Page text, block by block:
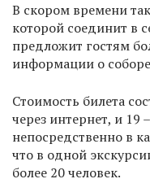
В скором времени
которой соединит в
предложит гостям
информации о
Стоимость билета
через интернет, и 19
непосредственно в
что в одной
более 20 человек.